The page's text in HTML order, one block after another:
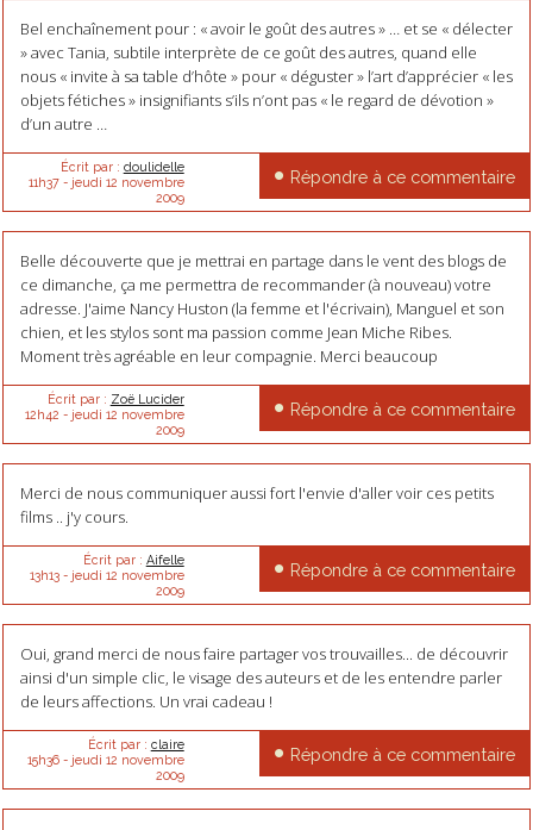
Bel enchaînement pour : « avoir le goût des autres » … et se « délecter
» avec Tania, subtile interprète de ce goût des autres, quand elle
nous « invite à sa table d’hôte » pour « déguster » l’art d’apprécier « les
objets fétiches » insignifiants s’ils n’ont pas « le regard de dévotion »
d’un autre …
Écrit par : doulidelle
11h37- jeudi 12 novembre
2009
Répondre à ce commentaire
Belle découverte que je mettrai en partage dans le vent des blogs de
ce dimanche, ça me permettra de recommander (à nouveau) votre
adresse. J'aime Nancy Huston (la femme et l'écrivain), Manguel et son
chien, et les stylos sont ma passion comme Jean Miche Ribes.
Moment très agréable en leur compagnie. Merci beaucoup
Écrit par : Zoë Lucider
12h42 - jeudi 12 novembre
2009
Répondre à ce commentaire
Merci de nous communiquer aussi fort l'envie d'aller voir ces petits
films .. j'y cours.
Écrit par : Aifelle
13h13- jeudi 12 novembre
2009
Répondre à ce commentaire
Oui, grand merci de nous faire partager vos trouvailles... de découvrir
ainsi d'un simple clic, le visage des auteurs et de les entendre parler
de leurs affections. Un vrai cadeau !
Écrit par : claire
15h36- jeudi 12 novembre
2009
Répondre à ce commentaire